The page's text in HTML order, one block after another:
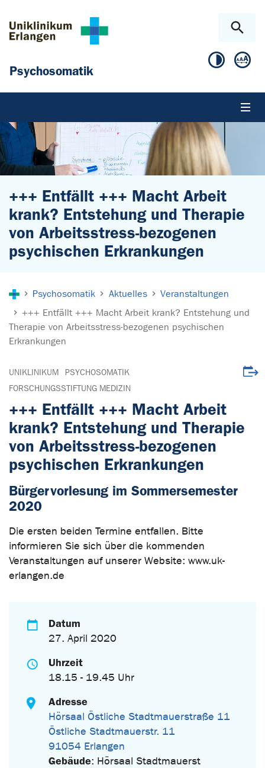
Psychosomatik
+++ Entfällt +++ Macht Arbeit
krank? Entstehung und Therapie
von Arbeitsstress-bezogenen
psychischen Erkrankungen
Psychosomatik Aktuelles
Veranstaltungen
+++ Entfällt +++ Macht Arbeit krank? Entstehung und
Therapie von Arbeitsstress-bezogenen psychischen
Erkrankungen
UNIKLINIKUM
PSYCHOSOMATIK
FORSCHUNGSSTIFTUNG MEDIZIN
+++ Entfällt +++ Macht Arbeit
krank? Entstehung und Therapie
von Arbeitsstress-bezogenen
psychischen Erkrankungen
Bürgervorlesung im Sommersemester
2020
Die ersten beiden Termine entfallen. Bitte
informieren Sie sich über die kommenden
Veranstaltungen auf unserer Website: www.uk-
erlangen.de
Datum
27. April 2020
Uhrzeit
18.15 - 19.45 Uhr
Adresse
Hörsaal Östliche Stadtmauerstraße 11
Östliche Stadtmauerstr. 11
91054 Erlangen
Gebäude: Hörsaal Stadtmauerst